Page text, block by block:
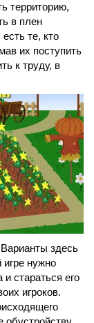
территорию,
в плен
те, кто
их поступить
к труду, в
здесь
игре нужно
стараться его
игроков.